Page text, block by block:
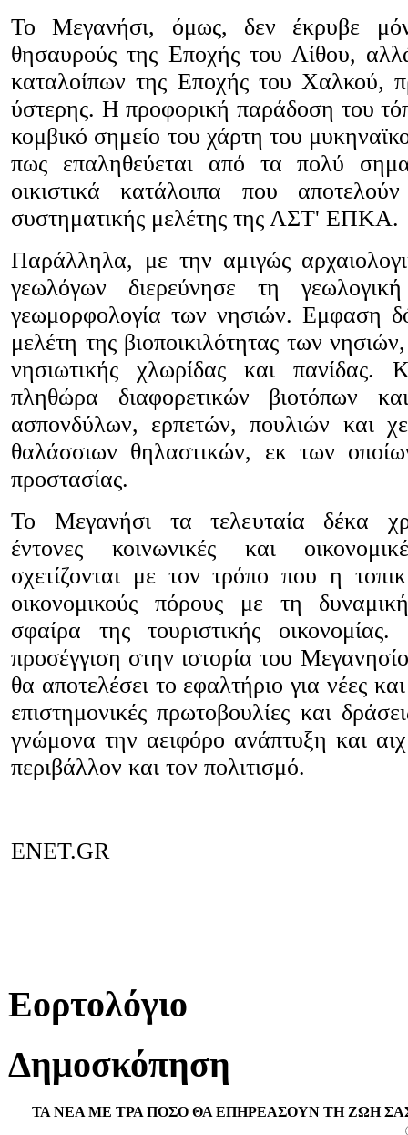
Το Μεγανήσι, όμως, δεν έκρυβε
θησαυρούς της Εποχής του Λίθου,
καταλοίπων της Εποχής του Χαλκού,
ύστερης. Η προφορική παράδοση του
κομβικό σημείο του χάρτη του
πως επαληθεύεται από τα πολύ
οικιστικά κατάλοιπα που
συστηματικής μελέτης της ΛΣΤ' ΕΠΚΑ.
Παράλληλα, με την αμιγώς
γεωλόγων διερεύνησε τη
γεωμορφολογία των νησιών. Εμφαση
μελέτη της βιοποικιλότητας των
νησιωτικής χλωρίδας και πανίδας.
πληθώρα διαφορετικών βιοτόπων
ασπονδύλων, ερπετών, πουλιών και
θαλάσσιων θηλαστικών, εκ των
προστασίας.
Το Μεγανήσι τα τελευταία δέκα
έντονες κοινωνικές και
σχετίζονται με τον τρόπο που η
οικονομικούς πόρους με τη
σφαίρα της τουριστικής
προσέγγιση στην ιστορία του
θα αποτελέσει το εφαλτήριο για νέες και
επιστημονικές πρωτοβουλίες και
γνώμονα την αειφόρο ανάπτυξη και
περιβάλλον και τον πολιτισμό.
ENET.GR
Εορτολόγιο
Δημοσκόπηση
ΤΑ ΝΕΑ ΜΕ ΤΡΑ ΠΟΣΟ ΘΑ ΕΠΗΡΕΑΣΟΥΝ ΤΗ ΖΩΗ